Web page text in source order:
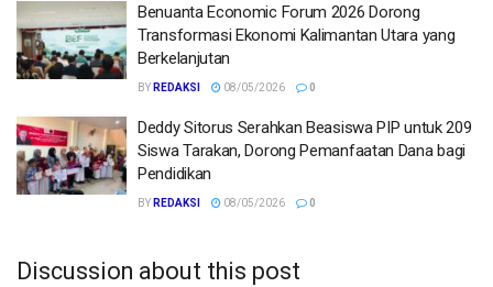
Benuanta Economic Forum 2026 Dorong
Transformasi Ekonomi Kalimantan Utara yang
Berkelanjutan
BY REDAKSI 08/05/2026 0
Deddy Sitorus Serahkan Beasiswa PIP untuk 209
Siswa Tarakan, Dorong Pemanfaatan Dana bagi
Pendidikan
BY REDAKSI 08/05/2026 0
Discussion about this post